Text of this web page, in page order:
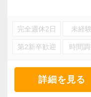
お客様と誠実に向
す。
『興味はあるけれ
も、どうぞ安心
できたことはあり
い、今の会社に
い…等々、このよ
ないでしょうか。
完全週休2日 未経
第2新卒歓迎 時間
詳細を見る